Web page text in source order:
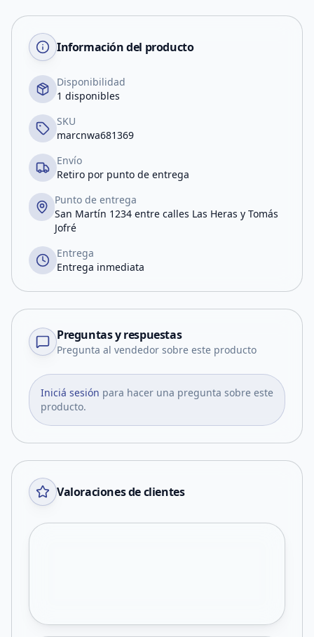
Información del producto
Disponibilidad
1 disponibles
SKU
marcnwa681369
Envío
Retiro por punto de entrega
Punto de entrega
San Martín 1234 entre calles Las Heras y Tomás
Jofré
Entrega
Entrega inmediata
Preguntas y respuestas
Pregunta al vendedor sobre este producto
Iniciá sesión para hacer una pregunta sobre este
producto.
Valoraciones de clientes